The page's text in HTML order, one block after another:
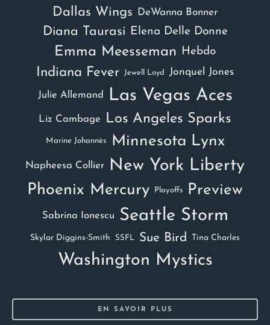
Dallas Wings DeWanna Bonner
Diana Taurasi Elena Delle Donne
Emma Meesseman Hebdo
Indiana Fever Jewell Loyd Jonquel Jones
Julie Allemand Las Vegas Aces
Liz Cambage Los Angeles Sparks
Marine Johannès Minnesota Lynx
Napheesa Collier New York Liberty
Phoenix Mercury Playoffs Preview
Sabrina Ionescu Seattle Storm
Skylar Diggins-Smith SSFL Sue Bird Tina Charles
Washington Mystics
EN SAVOIR PLUS